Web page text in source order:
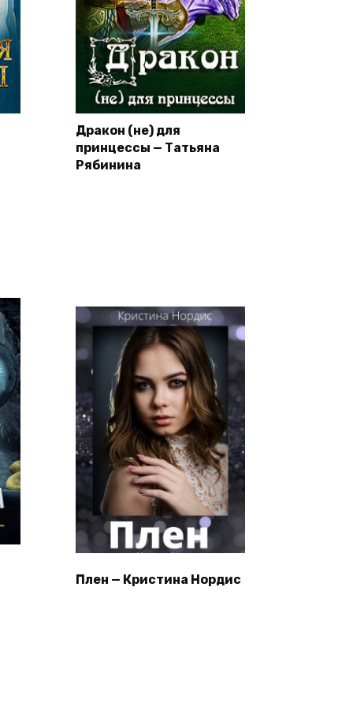
Дракон (не) для
принцессы — Татьяна
Рябинина
Плен — Кристина Нордис